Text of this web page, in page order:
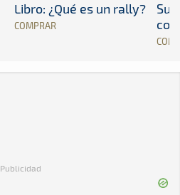
Libro: ¿Qué es un rally?
COMPRAR
Publicidad